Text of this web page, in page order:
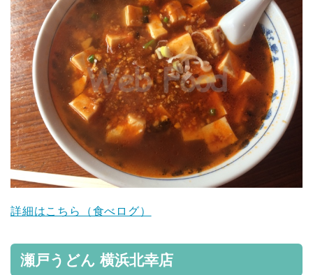
詳細はこちら（食べログ）
瀬戸うどん 横浜北幸店